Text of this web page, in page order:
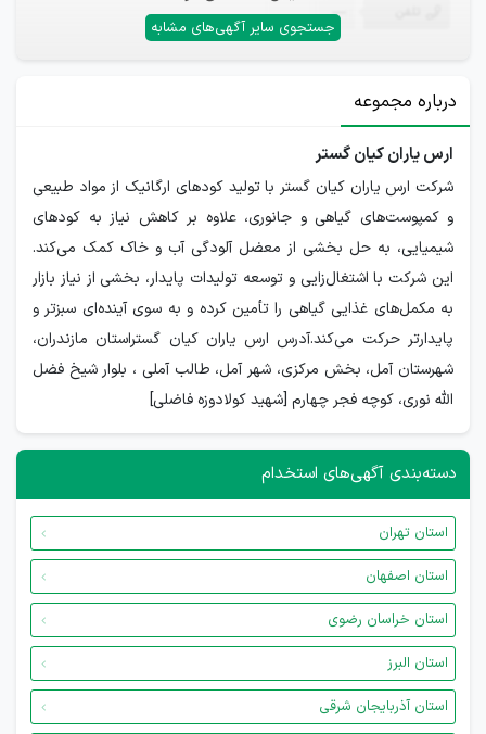
جستجوی سایر آگهی‌های مشابه
—
درباره مجموعه
ارس یاران کیان گستر
شرکت ارس یاران کیان گستر با تولید کودهای ارگانیک از مواد طبیعی
و کمپوست‌های گیاهی و جانوری، علاوه بر کاهش نیاز به کودهای
شیمیایی، به حل بخشی از معضل آلودگی آب و خاک کمک می‌کند.
این شرکت با اشتغال‌زایی و توسعه تولیدات پایدار، بخشی از نیاز بازار
به مکمل‌های غذایی گیاهی را تأمین کرده و به سوی آینده‌ای سبزتر و
پایدارتر حرکت می‌کند.آدرس ارس یاران کیان گستراستان مازندران،
شهرستان آمل، بخش مرکزی، شهر آمل، طالب آملی ، بلوار شیخ فضل
الله نوری، کوچه فجر چهارم [شهید کولادوزه فاضلی]
دسته‌بندی آگهی‌های استخدام
استان تهران
استان اصفهان
استان خراسان رضوی
استان البرز
استان آذربایجان شرقی